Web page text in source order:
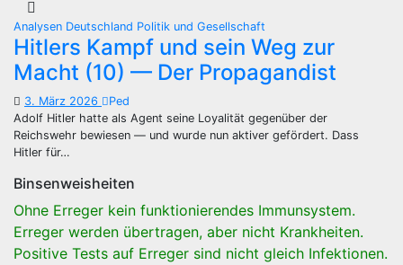
Analysen Deutschland Politik und Gesellschaft
Hitlers Kampf und sein Weg zur
Macht (10) — Der Propagandist
3. März 2026
Ped
Adolf Hitler hatte als Agent seine Loyalität gegenüber der
Reichswehr bewiesen — und wurde nun aktiver gefördert. Dass
Hitler für…
Binsenweisheiten
Ohne Erreger kein funktionierendes Immunsystem.
Erreger werden übertragen, aber nicht Krankheiten.
Positive Tests auf Erreger sind nicht gleich Infektionen.